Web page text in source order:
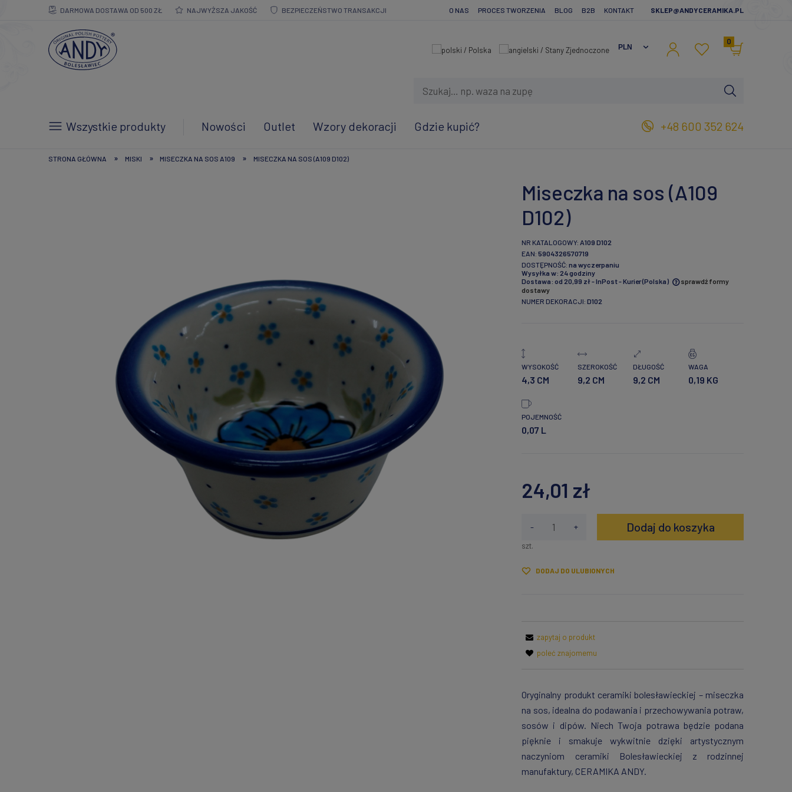
DARMOWA DOSTAWA OD 500 ZŁ NAJWYŻSZA JAKOŚĆ BEZPIECZEŃSTWO TRANSAKCJI O NAS PROCES TWORZENIA BLOG B2B KONTAKT SKLEP@ANDYCERAMIKA.PL
0
Wszystkie produkty Nowości Outlet Wzory dekoracji Gdzie kupić? +48 600 352 624
STRONA GŁÓWNA » MISKI » MISECZKA NA SOS A109 » MISECZKA NA SOS (A109 D102)
Miseczka na sos (A109
D102)
NR KATALOGOWY: A109 D102
EAN: 5904326570719
DOSTĘPNOŚĆ: na wyczerpaniu
Wysyłka w: 24 godziny
Dostawa: od 20,99 zł- InPost - Kurier(Polska)
Cena nie zawiera ewentualnych
sprawdź formy
dostawy
NUMER DEKORACJI: D102
WYSOKOŚĆ
4,3 CM
SZEROKOŚĆ
9,2 CM
DŁUGOŚĆ
9,2 CM
WAGA
0,19 KG
POJEMNOŚĆ
0,07 L
24,01 zł
- +
szt.
Dodaj do koszyka
DODAJ DO ULUBIONYCH
zapytaj o produkt
poleć znajomemu
Oryginalny produkt ceramiki bolesławieckiej – miseczka
na sos, idealna do podawania i przechowywania potraw,
sosów i dipów. Niech Twoja potrawa będzie podana
pięknie i smakuje wykwitnie dzięki artystycznym
naczyniom ceramiki Bolesławieckiej z rodzinnej
manufaktury, CERAMIKA ANDY.